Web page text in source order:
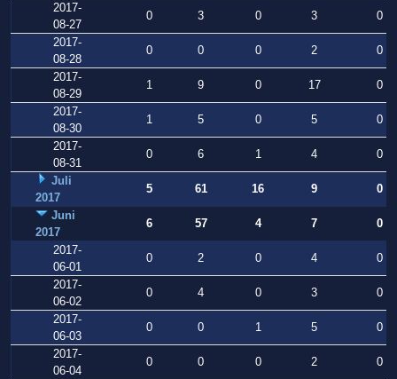
2017-
08-27
0 3 0 3
0
2017-
08-28
0 0 0 2
0
2017-
08-29
1 9 0 17
0
2017-
08-30
1 5 0 5
0
2017-
08-31
0 6 1 4
0
Juli
2017
5 61 16 9
0
Juni
2017
6 57 4 7
0
2017-
06-01
0 2 0 4
0
2017-
06-02
0 4 0 3
0
2017-
06-03
0 0 1 5
0
2017-
06-04
0 0 0 2
0